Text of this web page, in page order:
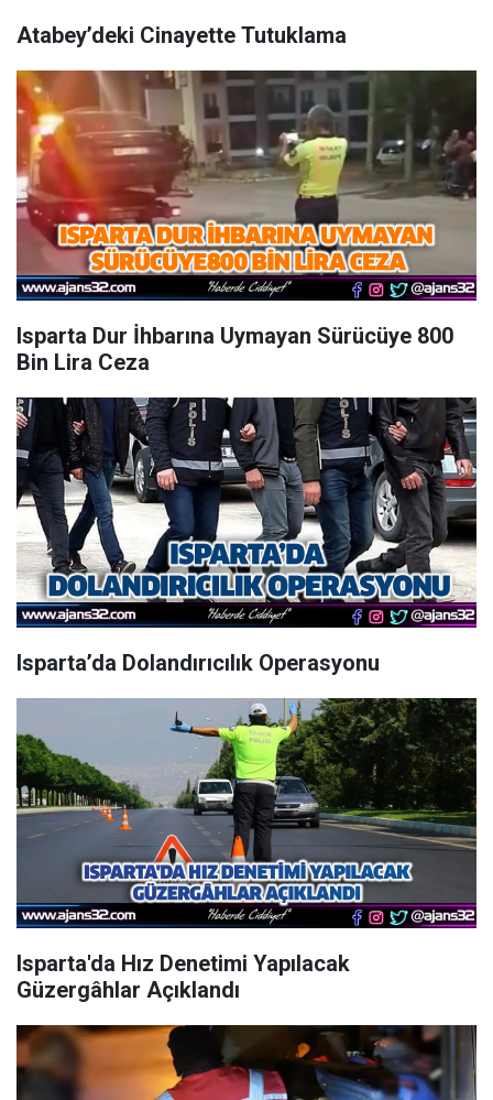
Atabey’deki Cinayette Tutuklama
Isparta Dur İhbarına Uymayan Sürücüye 800
Bin Lira Ceza
Isparta’da Dolandırıcılık Operasyonu
Isparta'da Hız Denetimi Yapılacak
Güzergâhlar Açıklandı